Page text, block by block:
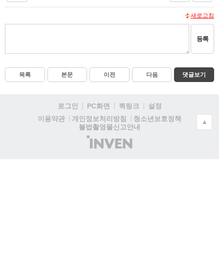
새로고침
등록
목록 본문 이전 다음 댓글보기
로그인 PC화면 퀵링크
설정
이용약관
개인정보처리방침
청소년보호정책
불법촬영물신고안내
(주)
인
▲